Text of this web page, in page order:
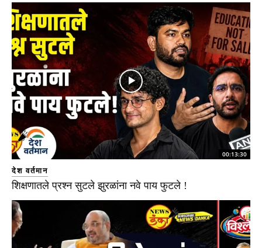
00:13:30
देश वर्तमान
शिक्षणातले प्रश्न सुटले झुरळांना नवे पाय फुटले !